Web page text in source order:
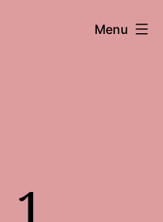
Menu